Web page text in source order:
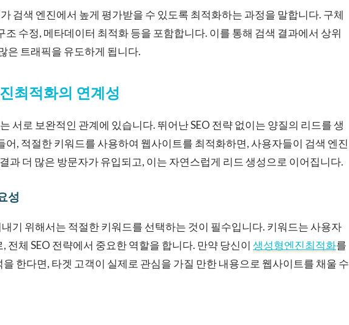
검색 엔진에서 높게 평가받을 수 있도록 최적화하는 과정을 말합니다. 구체
조 수정, 메타데이터 최적화 등을 포함합니다. 이를 통해 검색 결과에서 상위
은 트래픽을 유도하게 됩니다.
최적화의 연계성
서로 보완적인 관계에 있습니다. 뛰어난 SEO 전략 없이는 양질의 리드를 생
어, 적절한 키워드를 사용하여 웹사이트를 최적화하면, 사용자들이 검색 엔진
과 더 많은 방문자가 유입되고, 이는 자연스럽게 리드 생성으로 이어집니다.
성
기 위해서는 적절한 키워드를 선택하는 것이 필수입니다. 키워드는 사용자
전체 SEO 전략에서 중요한 역할을 합니다. 만약 당신이 생성형엔진최적화를
한다면, 타겟 고객이 실제로 관심을 가질 만한 내용으로 웹사이트를 채울 수